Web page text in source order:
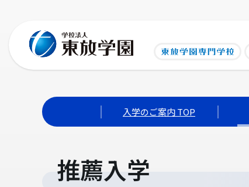
入学のご案内 TOP
推薦入学